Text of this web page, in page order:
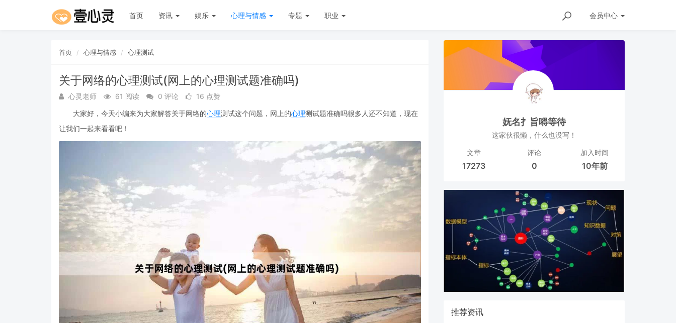
首页 资讯 娱乐 心理与情感 专题 职业 会员中心
首页 心理与情感 心理测试
关于网络的心理测试(网上的心理测试题准确吗)
心灵老师 61 阅读 0 评论
16 点赞
大家好，今天小编来为大家解答关于网络的心理测试这个问题，网上的心理测试题准确吗很多人还不知道，现在
让我们一起来看看吧！
妩名扌旨嘚等待
这家伙很懒，什么也没写！
文章
17273
评论
0
加入时间
10年前
推荐资讯